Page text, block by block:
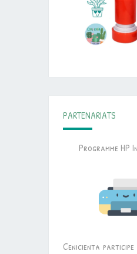
PARTENARIATS
Programme HP
Cenicienta participe